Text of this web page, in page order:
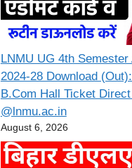
LNMU UG 4th Semester
2024-28 Download
B.Com Hall Ticket
@lnmu.ac.in
August 6, 2026